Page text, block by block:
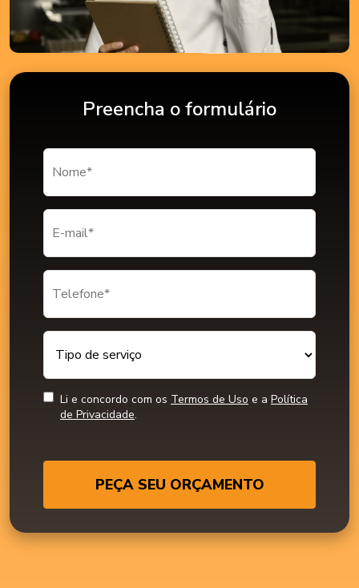
Preencha o formulário
Li e concordo com os Termos de Uso e a Política
de Privacidade.
PEÇA SEU ORÇAMENTO